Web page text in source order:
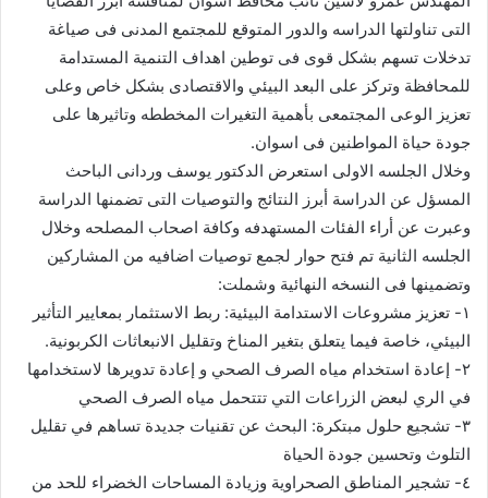
التى تناولتها الدراسه والدور المتوقع للمجتمع المدنى فى صياغة
تدخلات تسهم بشكل قوى فى توطين اهداف التنمية المستدامة
للمحافظة وتركز على البعد البيئي والاقتصادى بشكل خاص وعلى
تعزيز الوعى المجتمعى بأهمية التغيرات المخططه وتاثيرها على
جودة حياة المواطنين فى اسوان.
وخلال الجلسه الاولى استعرض الدكتور يوسف وردانى الباحث
المسؤل عن الدراسة أبرز النتائج والتوصيات التى تضمنها الدراسة
وعبرت عن أراء الفئات المستهدفه وكافة اصحاب المصلحه وخلال
الجلسه الثانية تم فتح حوار لجمع توصيات اضافيه من المشاركين
وتضمينها فى النسخه النهائية وشملت:
١- تعزيز مشروعات الاستدامة البيئية: ربط الاستثمار بمعايير التأثير
البيئي، خاصة فيما يتعلق بتغير المناخ وتقليل الانبعاثات الكربونية.
٢- إعادة استخدام مياه الصرف الصحي و إعادة تدويرها لاستخدامها
في الري لبعض الزراعات التي تتتحمل مياه الصرف الصحي
٣- تشجيع حلول مبتكرة: البحث عن تقنيات جديدة تساهم في تقليل
التلوث وتحسين جودة الحياة
٤- تشجير المناطق الصحراوية وزيادة المساحات الخضراء للحد من